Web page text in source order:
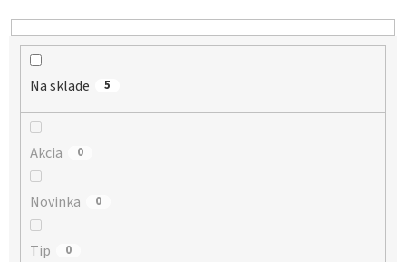
Na sklade 5
Akcia 0
Novinka 0
Tip 0